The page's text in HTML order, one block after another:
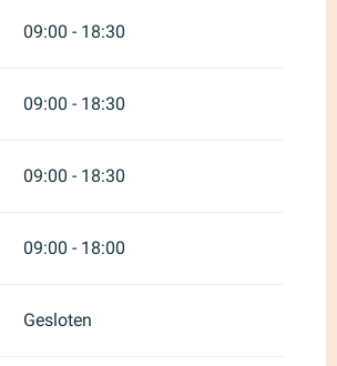
09:00 - 18:30
09:00 - 18:30
09:00 - 18:30
09:00 - 18:00
Gesloten